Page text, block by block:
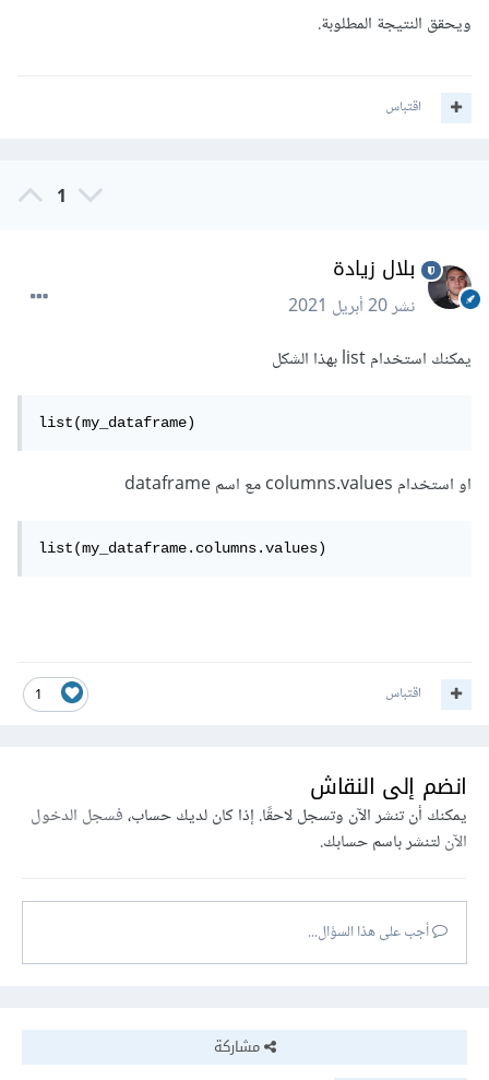
ويحقق النتيجة المطلوبة.
اقتباس
1
بلال زيادة
نشر20 أبريل 2021
يمكنك استخدام list بهذا الشكل
list(my_dataframe)
او استخدام columns.values مع اسم dataframe
list(my_dataframe.columns.values)
1 اقتباس
انضم إلى النقاش
يمكنك أن تنشر الآن وتسجل لاحقًا. إذا كان لديك حساب،فسجل الدخول
الآنلتنشر باسم حسابك.
أجب على هذا السؤال...
مشاركة